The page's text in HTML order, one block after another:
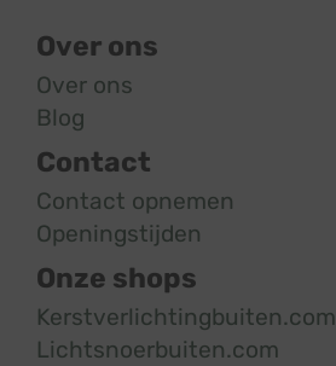
Over ons
Over ons
Blog
Contact
Contact opnemen
Openingstijden
Onze shops
Kerstverlichtingbuiten.com
Lichtsnoerbuiten.com